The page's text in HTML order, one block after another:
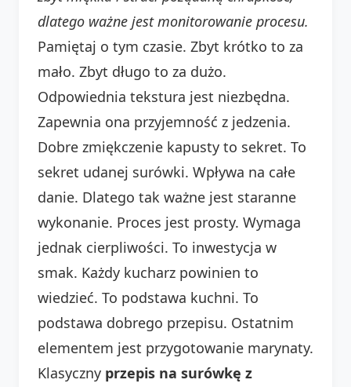
dlatego ważne jest monitorowanie procesu.
Pamiętaj o tym czasie. Zbyt krótko to za
mało. Zbyt długo to za dużo.
Odpowiednia tekstura jest niezbędna.
Zapewnia ona przyjemność z jedzenia.
Dobre zmiękczenie kapusty to sekret. To
sekret udanej surówki. Wpływa na całe
danie. Dlatego tak ważne jest staranne
wykonanie. Proces jest prosty. Wymaga
jednak cierpliwości. To inwestycja w
smak. Każdy kucharz powinien to
wiedzieć. To podstawa kuchni. To
podstawa dobrego przepisu. Ostatnim
elementem jest przygotowanie marynaty.
Klasyczny przepis na surówkę z